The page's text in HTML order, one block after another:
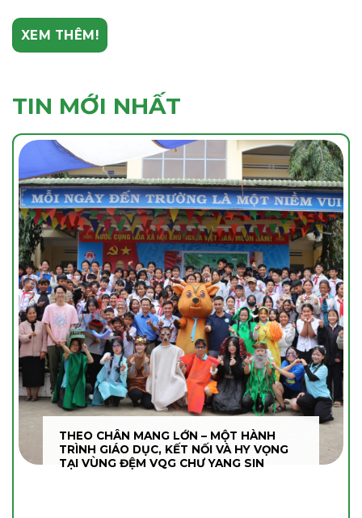
XEM THÊM!
TIN MỚI NHẤT
THEO CHÂN MANG LỚN – MỘT HÀNH
TRÌNH GIÁO DỤC, KẾT NỐI VÀ HY VỌNG
TẠI VÙNG ĐỆM VQG CHƯ YANG SIN